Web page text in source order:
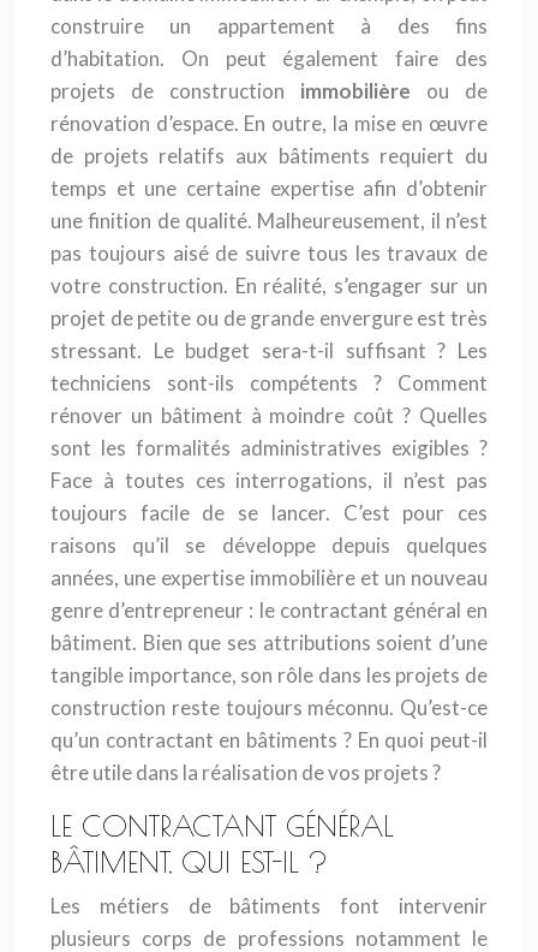
construire un appartement à des fins
d’habitation. On peut également faire des
projets de construction immobilière ou de
rénovation d’espace. En outre, la mise en œuvre
de projets relatifs aux bâtiments requiert du
temps et une certaine expertise afin d’obtenir
une finition de qualité. Malheureusement, il n’est
pas toujours aisé de suivre tous les travaux de
votre construction. En réalité, s’engager sur un
projet de petite ou de grande envergure est très
stressant. Le budget sera-t-il suffisant ? Les
techniciens sont-ils compétents ? Comment
rénover un bâtiment à moindre coût ? Quelles
sont les formalités administratives exigibles ?
Face à toutes ces interrogations, il n’est pas
toujours facile de se lancer. C’est pour ces
raisons qu’il se développe depuis quelques
années, une expertise immobilière et un nouveau
genre d’entrepreneur : le contractant général en
bâtiment. Bien que ses attributions soient d’une
tangible importance, son rôle dans les projets de
construction reste toujours méconnu. Qu’est-ce
qu’un contractant en bâtiments ? En quoi peut-il
être utile dans la réalisation de vos projets ?
LE CONTRACTANT GÉNÉRAL
BÂTIMENT, QUI EST-IL ?
Les métiers de bâtiments font intervenir
plusieurs corps de professions notamment le